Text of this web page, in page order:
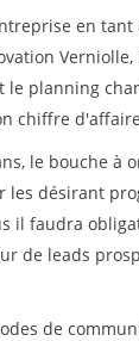
en tant
planning
chiffre
le bouche à
les désirant
il faudra
de leads
de